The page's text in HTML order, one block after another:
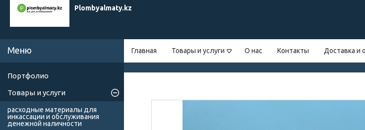
Plombyalmaty.kz
Главная Товары и услуги О нас Контакты Доставка и
Портфолио
Товары и услуги
расходные материалы для
инкассации и обслуживания
денежной наличности